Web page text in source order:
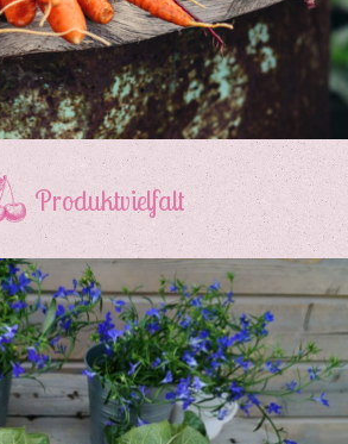
Produktvielfalt